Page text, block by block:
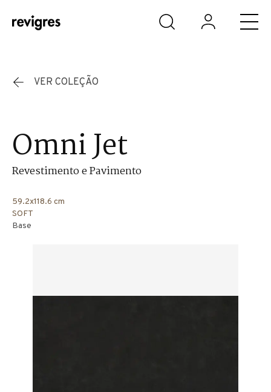
Saltar para o conteúdo principal
VER COLEÇÃO
Omni Jet
Revestimento e Pavimento
59.2x118.6 cm
SOFT
Base